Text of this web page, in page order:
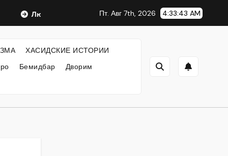
Любавический Ребе ФИЛОСОФИЯ ХАСИДИЗМА
Пт. Авг 7th, 2026 4:33:43 AM
ХАСИДСКИЕ ИСТОРИИ
Бемидбар Дворим